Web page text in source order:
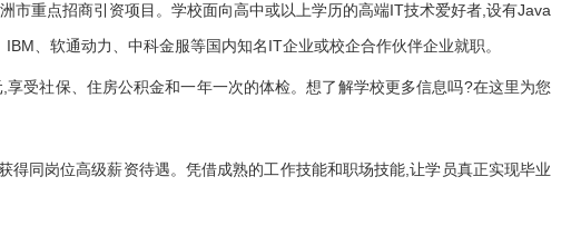
重点招商引资项目。学校面向高中或以上学历的高端IT技术爱好者,设有Java
、软通动力、中科金服等国内知名IT企业或校企合作伙伴企业就职。
受社保、住房公积金和一年一次的体检。想了解学校更多信息吗?在这里为您
同岗位高级薪资待遇。凭借成熟的工作技能和职场技能,让学员真正实现毕业